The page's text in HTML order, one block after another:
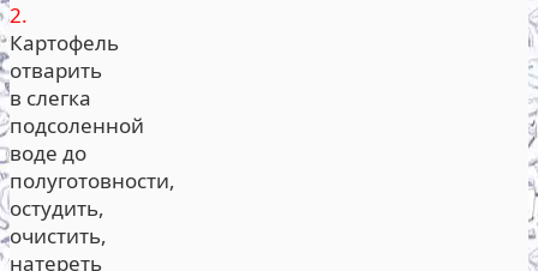
2.
Картофель
отварить
в слегка
подсоленной
воде до
полуготовности,
остудить,
очистить,
натереть